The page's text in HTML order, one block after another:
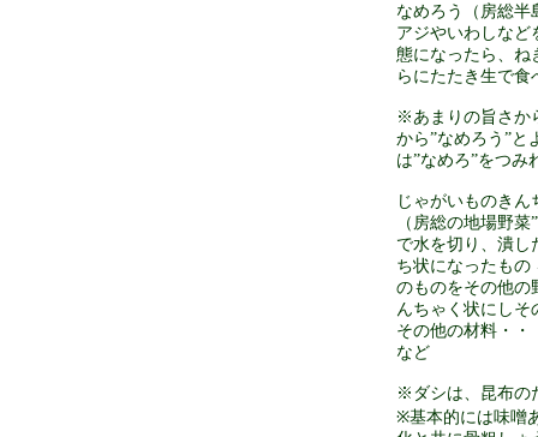
なめろう（房総半
アジやいわしなど
態になったら、ね
らにたたき生で食
※あまりの旨さか
から”なめろう”と
は”なめろ”をつみ
じゃがいものきん
（房総の地場野
で水を切り、潰し
ち状になったもの
のものをその他の
んちゃく状にしそ
その他の材料・・
など
※ダシは、昆布の
※基本的には味噌